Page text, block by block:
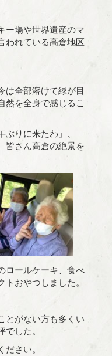
ー場や世界遺産のマ
われている高倉地区
は全部溶けて緑が目
然を全身で感じるこ
りに来たわ」、
皆さん高倉の絶景を
ロールケーキ、食べ
おやつしました。
とがない方も多くい
した。
さい。